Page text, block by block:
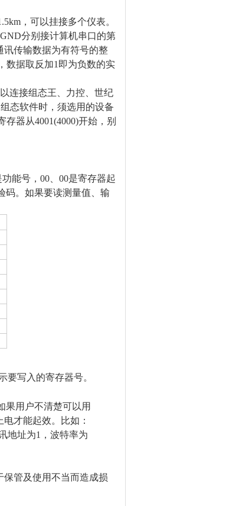
.5km，可以挂接多个仪表。
分别接计算机串口的第
讯传输数据为有符号的整
数据取反加1即为负数的实
连接组态王、力控、世纪
态软件时，须选用的设备
器从4001(4000)开始，别
能号，00、00是寄存器起
码。如果要读测量值、输
要写入的寄存器号。
果用户不清楚可以用
才能起效。
比如：
地址为1，波特率为
管及使用不当而造成损